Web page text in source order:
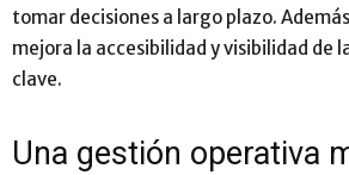
tomar decisiones a largo plazo.
mejora la accesibilidad y visibilidad de
clave.
Una gestión operativa